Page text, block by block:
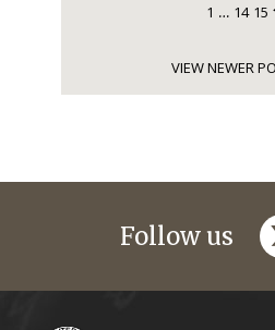
1 … 14 15
VIEW NEWER
Follow us